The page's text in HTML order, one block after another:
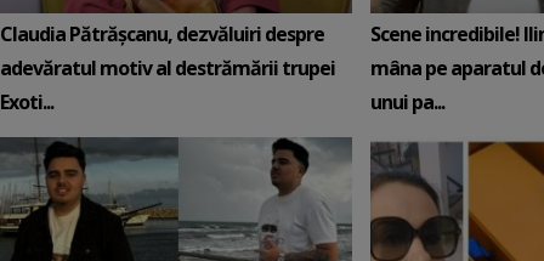
Claudia Pătrășcanu, dezvăluiri despre
adevăratul motiv al destrămării trupei
Exoti...
Scene incredibile!
mâna pe aparatul
unui pa...